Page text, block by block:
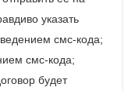
указать
смс-кода;
смс-кода;
будет